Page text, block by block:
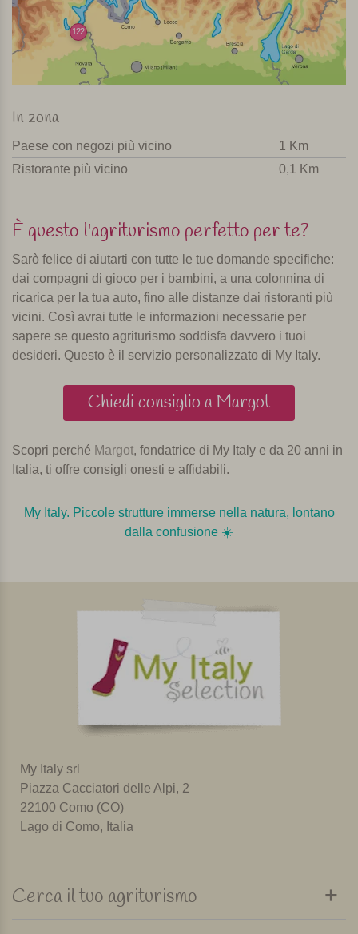
122
In zona
Paese con negozi più vicino
1 Km
Ristorante più vicino
0,1 Km
È questo l'agriturismo perfetto per te?
Sarò felice di aiutarti con tutte le tue domande specifiche:
dai compagni di gioco per i bambini, a una colonnina di
ricarica per la tua auto, fino alle distanze dai ristoranti più
vicini. Così avrai tutte le informazioni necessarie per
sapere se questo agriturismo soddisfa davvero i tuoi
desideri. Questo è il servizio personalizzato di My Italy.
Chiedi consiglio a Margot
Scopri perché Margot, fondatrice di My Italy e da 20 anni in
Italia, ti offre consigli onesti e affidabili.
My Italy. Piccole strutture immerse nella natura, lontano
dalla confusione ☀️️️
My Italy srl
Piazza Cacciatori delle Alpi, 2
22100 Como (CO)
Lago di Como, Italia
Cerca il tuo agriturismo